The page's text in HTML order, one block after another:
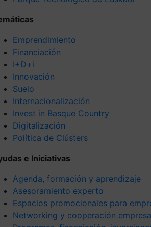
Emprendimiento
Financiación
I+D+i
Innovación
Suelo
Internacionalización
Invest in Basque Country
Digitalización
Política de Clústers
e Iniciativas
Agenda, formación y aprendizaje
Asesoramiento experto
Espacios promocionales para
Networking y cooperación